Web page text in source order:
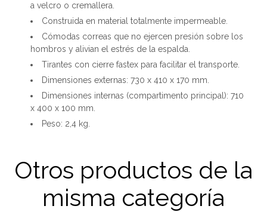
a velcro o cremallera.
Construida en material totalmente impermeable.
Cómodas correas que no ejercen presión sobre los
hombros y alivian el estrés de la espalda.
Tirantes con cierre fastex para facilitar el transporte.
Dimensiones externas: 730 x 410 x 170 mm.
Dimensiones internas (compartimento principal): 710
x 400 x 100 mm.
Peso: 2,4 kg.
Otros productos de la
misma categoría